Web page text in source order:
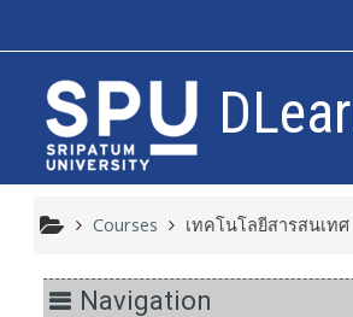
Courses เทคโนโลยีสารสนเทศ
Navigation